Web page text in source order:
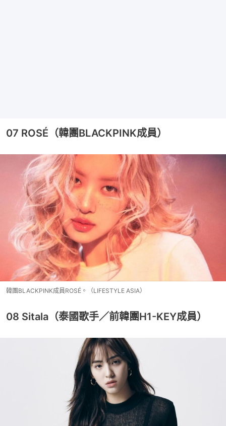
07 ROSÉ（韓團BLACKPINK成員）
韓團BLACKPINK成員ROSÉ。（LIFESTYLE ASIA）
08 Sitala（泰國歌手／前韓團H1-KEY成員）